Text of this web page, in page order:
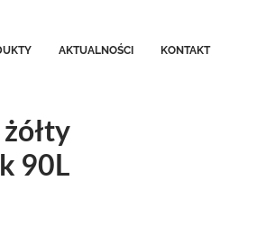
AKTUALNOŚCI KONTAKT
90L